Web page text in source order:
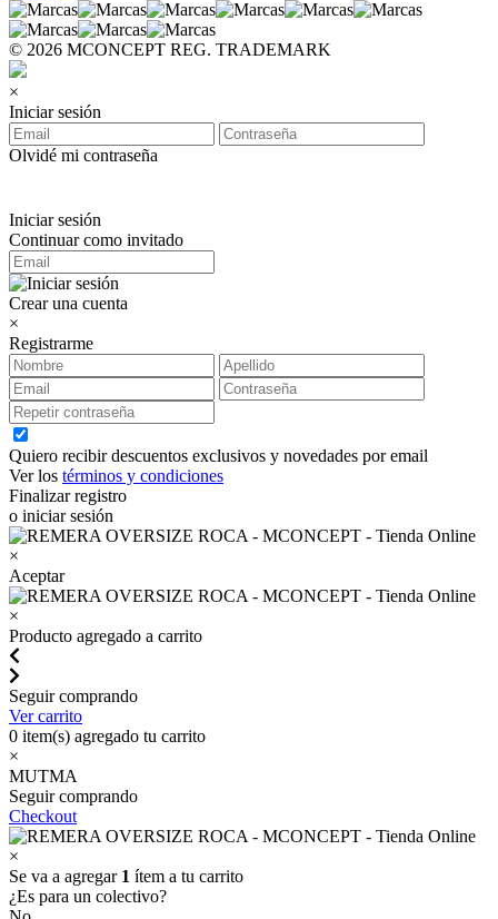
© 2026 MCONCEPT REG. TRADEMARK
×
Iniciar sesión
Olvidé mi contraseña
Iniciar sesión
Continuar como invitado
Crear una cuenta
×
Registrarme
Quiero recibir descuentos exclusivos y novedades por email
Ver los términos y condiciones
Finalizar registro
o iniciar sesión
×
Aceptar
×
Producto agregado a carrito
Seguir comprando
Ver carrito
0 item(s) agregado tu carrito
×
MUTMA
Seguir comprando
Checkout
×
Se va a agregar 1 ítem a tu carrito
¿Es para un colectivo?